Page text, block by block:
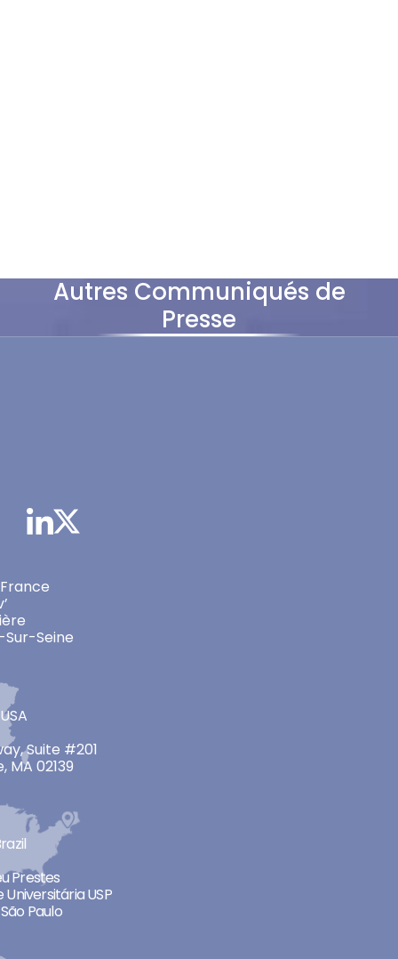
Autres Communiqués de
Presse
France
Seine
Suite #201
MA 02139
Prestes
Universitária USP
Paulo